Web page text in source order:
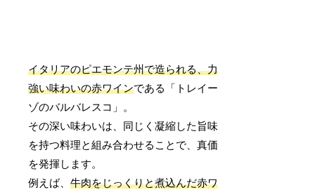
イタリアのピエモンテ州で造られる、力
強い味わいの赤ワインである「トレイー
ゾのバルバレスコ」。
その深い味わいは、同じく凝縮した旨味
を持つ料理と組み合わせることで、真価
を発揮します。
例えば、牛肉をじっくりと煮込んだ赤ワ